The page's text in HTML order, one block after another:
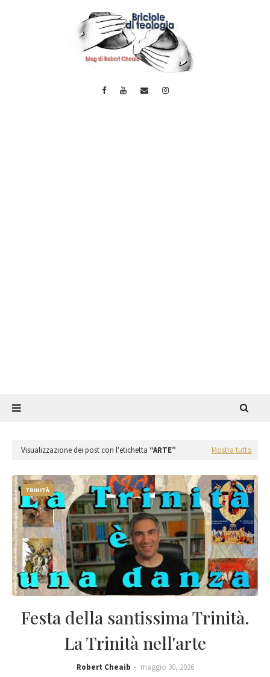
Visualizzazione dei post con l'etichetta ARTE Mostra tutto
TRINITÀ
Festa della santissima Trinità.
La Trinità nell'arte
Robert Cheaib maggio 30, 2026